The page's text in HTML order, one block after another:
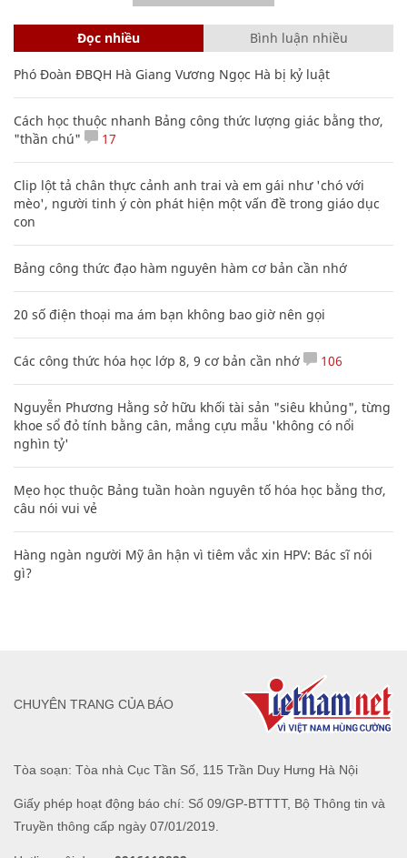
Đọc nhiều Bình luận nhiều
Phó Đoàn ĐBQH Hà Giang Vương Ngọc Hà bị kỷ luật
Cách học thuộc nhanh Bảng công thức lượng giác bằng thơ,
"thần chú"
17
Clip lột tả chân thực cảnh anh trai và em gái như 'chó với
mèo', người tinh ý còn phát hiện một vấn đề trong giáo dục
con
Bảng công thức đạo hàm nguyên hàm cơ bản cần nhớ
20 số điện thoại ma ám bạn không bao giờ nên gọi
Các công thức hóa học lớp 8, 9 cơ bản cần nhớ 106
Nguyễn Phương Hằng sở hữu khối tài sản "siêu khủng", từng
khoe sổ đỏ tính bằng cân, mắng cựu mẫu 'không có nổi
nghìn tỷ'
Mẹo học thuộc Bảng tuần hoàn nguyên tố hóa học bằng thơ,
câu nói vui vẻ
Hàng ngàn người Mỹ ân hận vì tiêm vắc xin HPV: Bác sĩ nói
gì?
Tòa soạn: Tòa nhà Cục Tần Số, 115 Trần Duy Hưng Hà Nội
Giấy phép hoạt động báo chí: Số 09/GP-BTTTT, Bộ Thông tin và
Truyền thông cấp ngày 07/01/2019.
CHUYÊN TRANG CỦA BÁO